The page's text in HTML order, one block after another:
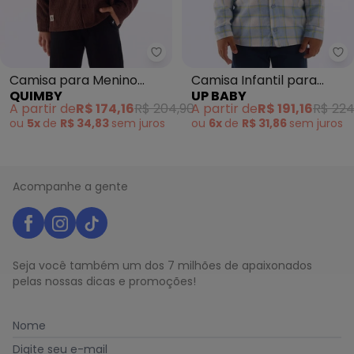
Quimby - Camisa para Menino
Camisa para Menino
Cotelê Marrom
QUIMBY
A partir deR$ 174,16R$ 204,90
ou 5x de R$ 34,83 sem juros
Camisa Infantil para
Menino Xadrez Azul
UP BABY
A partir deR$ 191,16R$
ou 6x de R$ 31,86 sem juros
Acompanhe a gente
Seja você também um dos 7 milhões de apaixonados
pelas nossas dicas e promoções!
Nome
Digite seu e-mail